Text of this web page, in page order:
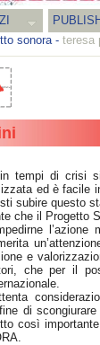
sonora- teresa
tempi di crisi
ed è facile
subire questo
che il Progetto
l’azione
e
che per il
di
così